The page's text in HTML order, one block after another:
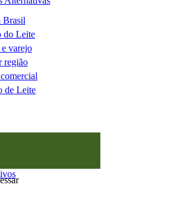
Brasil
do Leite
varejo
região
de Leite